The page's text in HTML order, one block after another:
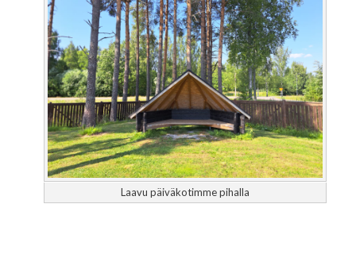
Laavu päiväkotimme pihalla